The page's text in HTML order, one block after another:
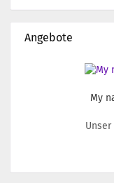
Angebote
My
Unser